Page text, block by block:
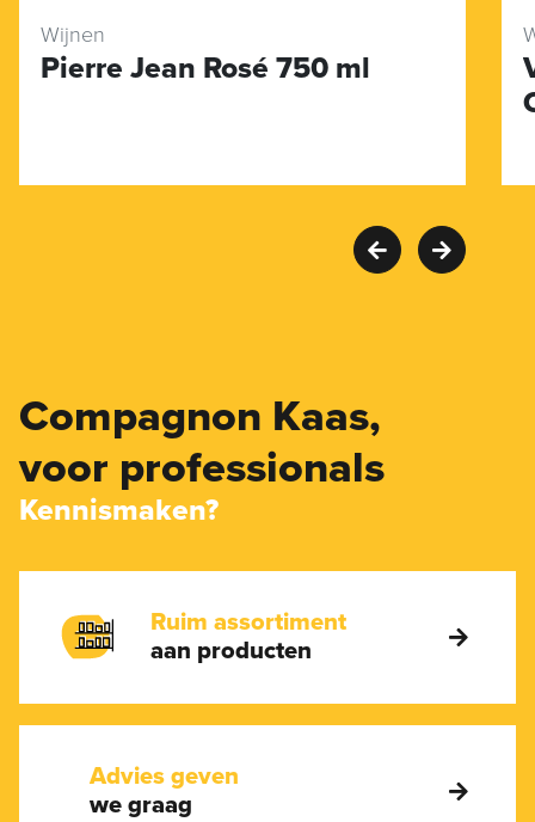
Wijnen
Pierre Jean Rosé 750 ml
Compagnon Kaas,
voor professionals
Kennismaken?
Ruim assortiment
aan producten
Advies geven
we graag